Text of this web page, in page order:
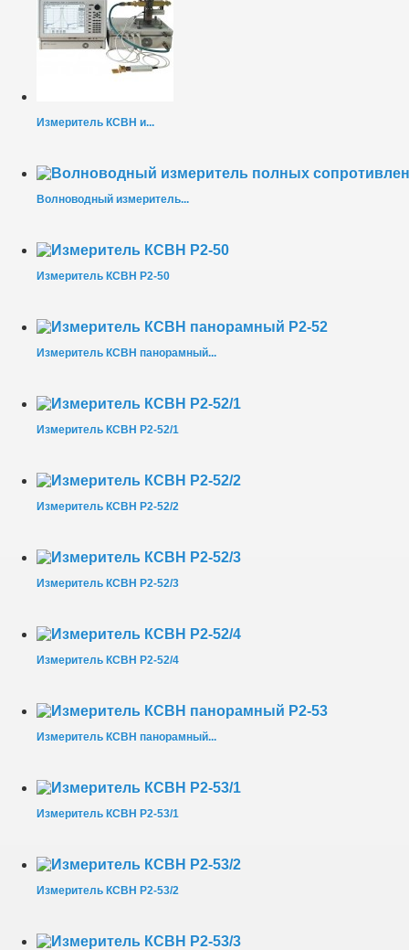
Измеритель КСВН и...
Волноводный измеритель...
Измеритель КСВН Р2-50
Измеритель КСВН панорамный...
Измеритель КСВН Р2-52/1
Измеритель КСВН Р2-52/2
Измеритель КСВН Р2-52/3
Измеритель КСВН Р2-52/4
Измеритель КСВН панорамный...
Измеритель КСВН Р2-53/1
Измеритель КСВН Р2-53/2